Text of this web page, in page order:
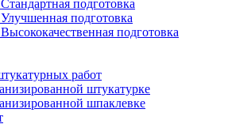
подготовка
подготовка
подготовка
работ
штукатурке
шпаклевке